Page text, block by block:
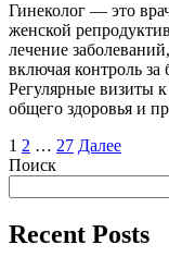
Гинеколог — это
женской
лечение
включая контроль
Регулярные визиты
общего здоровья и
Пагинация
записей
1 2 … 27 Далее
Поиск
Recent Posts